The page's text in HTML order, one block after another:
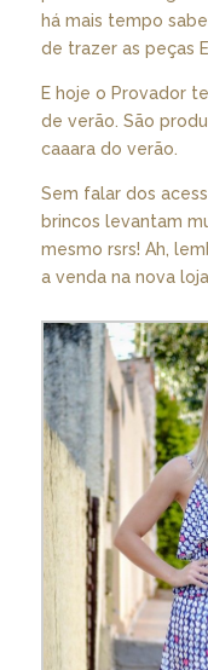
há mais tempo
de trazer as peças
E hoje o Provador
de verão. São
caaara do verão.
Sem falar dos
brincos levantam
mesmo rsrs! Ah,
a venda na nova